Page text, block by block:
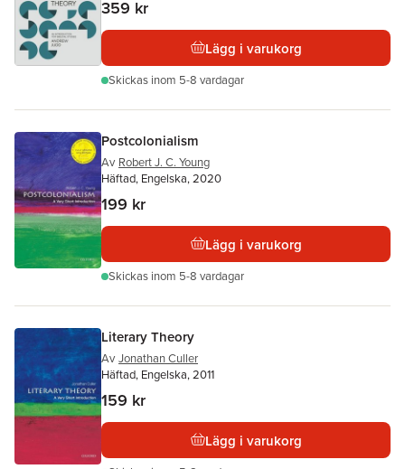
359 kr
Lägg i varukorg
Skickas inom 5-8 vardagar
Postcolonialism
Av Robert J. C. Young
Häftad, Engelska, 2020
199 kr
Lägg i varukorg
Skickas inom 5-8 vardagar
Literary Theory
Av Jonathan Culler
Häftad, Engelska, 2011
159 kr
Lägg i varukorg